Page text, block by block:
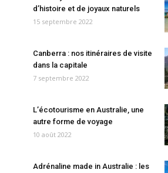
d’histoire et de joyaux naturels
15 septembre 2022
Canberra : nos itinéraires de visite
dans la capitale
7 septembre 2022
L’écotourisme en Australie, une
autre forme de voyage
10 août 2022
Adrénaline made in Australie : les